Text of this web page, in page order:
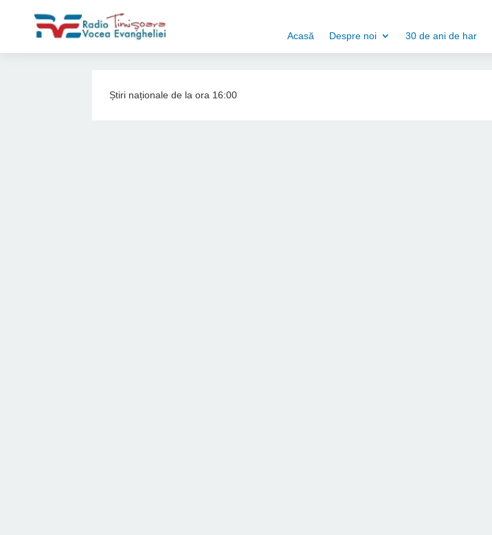
Acasă Despre noi 30 de ani de har
Știri naționale de la ora 16:00